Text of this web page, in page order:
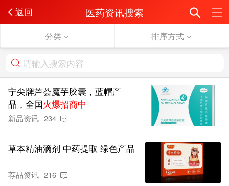
返回 医药资讯搜索
分类 排序方式
宁尖牌芦荟魔芋胶囊，蓝帽产
品，全国火爆招商中
新品资讯 234
草本精油滴剂 中药提取 绿色产品
荐品资讯 216